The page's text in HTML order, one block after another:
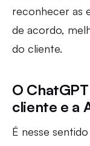
reconhecer as
de acordo,
do cliente.
O
cliente e a
É nesse